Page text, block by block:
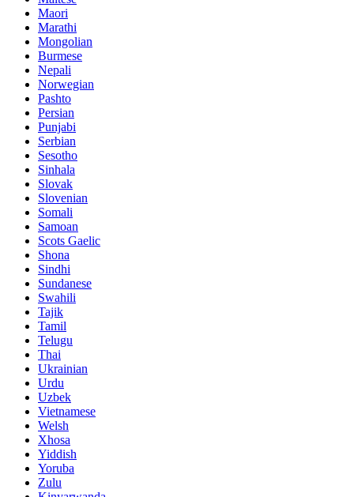
Maori
Marathi
Mongolian
Burmese
Nepali
Norwegian
Pashto
Persian
Punjabi
Serbian
Sesotho
Sinhala
Slovak
Slovenian
Somali
Samoan
Scots Gaelic
Shona
Sindhi
Sundanese
Swahili
Tajik
Tamil
Telugu
Thai
Ukrainian
Urdu
Uzbek
Vietnamese
Welsh
Xhosa
Yiddish
Yoruba
Zulu